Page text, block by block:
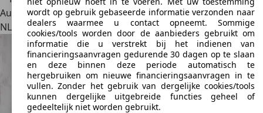
Autobedrijf
NL 3812 RRAmersfoort
wordt op gebruik gebaseerde informatie verzonden naar
dealers waarmee u contact opneemt. Sommige
cookies/tools worden door de aanbieders gebruikt om
informatie die u verstrekt bij het indienen van
financieringsaanvragen gedurende 30 dagen op te slaan
en deze binnen deze periode automatisch te
hergebruiken om nieuwe financieringsaanvragen in te
vullen. Zonder het gebruik van dergelijke cookies/tools
kunnen dergelijke uitgebreide functies geheel of
gedeeltelijk niet worden gebruikt.